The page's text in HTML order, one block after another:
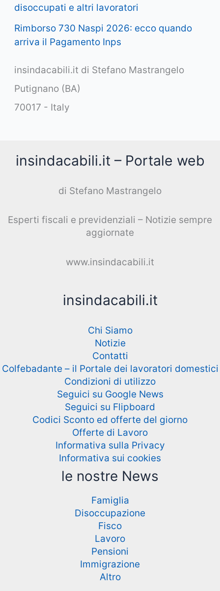
disoccupati e altri lavoratori
Rimborso 730 Naspi 2026: ecco quando
arriva il Pagamento Inps
insindacabili.it di Stefano Mastrangelo
Putignano (BA)
70017 - Italy
insindacabili.it – Portale web
di Stefano Mastrangelo
Esperti fiscali e previdenziali – Notizie sempre
aggiornate
www.insindacabili.it
insindacabili.it
Chi Siamo
Notizie
Contatti
Colfebadante – il Portale dei lavoratori domestici
Condizioni di utilizzo
Seguici su Google News
Seguici su Flipboard
Codici Sconto ed offerte del giorno
Offerte di Lavoro
Informativa sulla Privacy
Informativa sui cookies
le nostre News
Famiglia
Disoccupazione
Fisco
Lavoro
Pensioni
Immigrazione
Altro